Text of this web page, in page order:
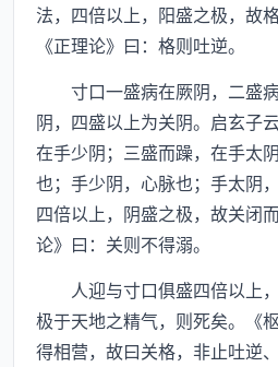
法，四倍以上，阳盛之极，故
《正理论》曰：格则吐逆。
寸口一盛病在厥阴，二盛
阴，四盛以上为关阴。启玄子
在手少阴；三盛而躁，在手太
也；手少阴，心脉也；手太阴
四倍以上，阴盛之极，故关闭
论》曰：关则不得溺。
人迎与寸口俱盛四倍以上
极于天地之精气，则死矣。《
得相营，故曰关格，非止吐逆